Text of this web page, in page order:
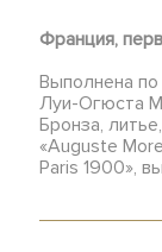
Франция,
Выполнена
Луи-Огюста
Бронза,
«Auguste
Paris 1900»,